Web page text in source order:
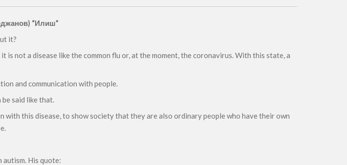
“Илиш”
it?
not a disease like the common flu or, at the moment, the coronavirus. With this state, a
and communication with people.
said like that.
this disease, to show society that they are also ordinary people who have their own
autism. His quote: